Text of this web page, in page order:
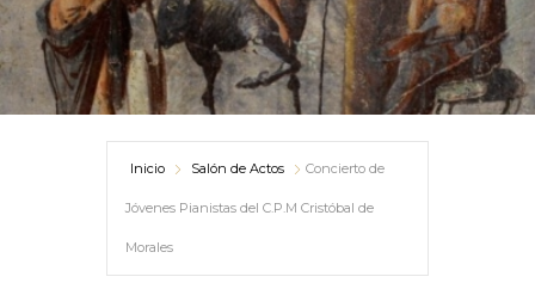
Inicio Salón de Actos Concierto de
Jóvenes Pianistas del C.P.M Cristóbal de
Morales